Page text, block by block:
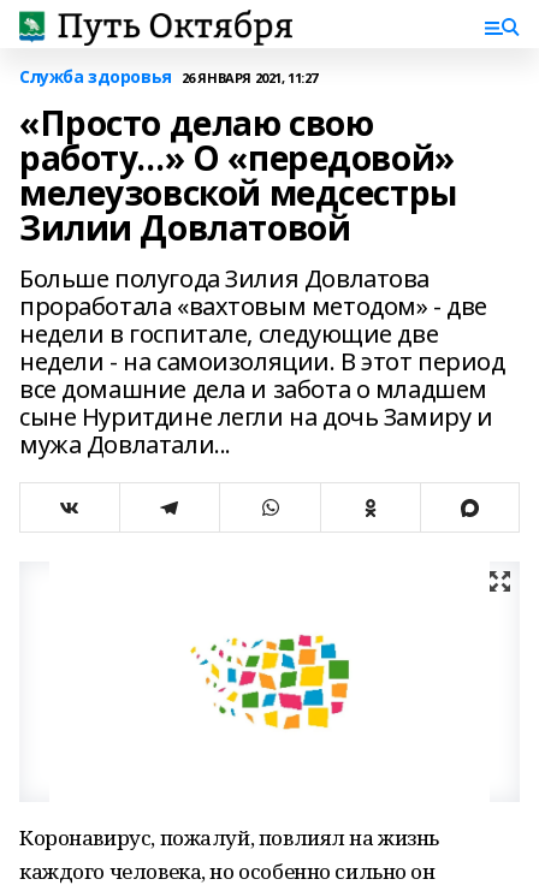
Служба здоровья 26 ЯНВАРЯ 2021, 11:27
«Просто делаю свою
работу…» О «передовой»
мелеузовской медсестры
Зилии Довлатовой
Больше полугода Зилия Довлатова
проработала «вахтовым методом» - две
недели в госпитале, следующие две
недели - на самоизоляции. В этот период
все домашние дела и забота о младшем
сыне Нуритдине легли на дочь Замиру и
мужа Довлатали...
Коронавирус, пожалуй, повлиял на жизнь
каждого человека, но особенно сильно он